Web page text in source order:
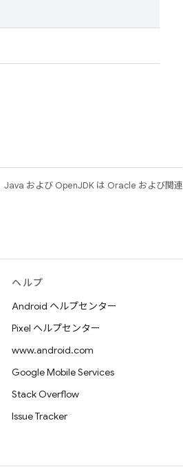
Java および OpenJDK は Oracle および関連
ヘルプ
Android ヘルプセンター
Pixel ヘルプセンター
www.android.com
Google Mobile Services
Stack Overflow
Issue Tracker